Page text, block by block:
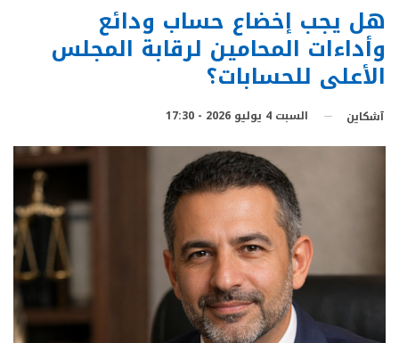
هل يجب إخضاع حساب ودائع
وأداءات المحامين لرقابة المجلس
الأعلى للحسابات؟
آشكاين السبت 4 يوليو 2026 - 17:30